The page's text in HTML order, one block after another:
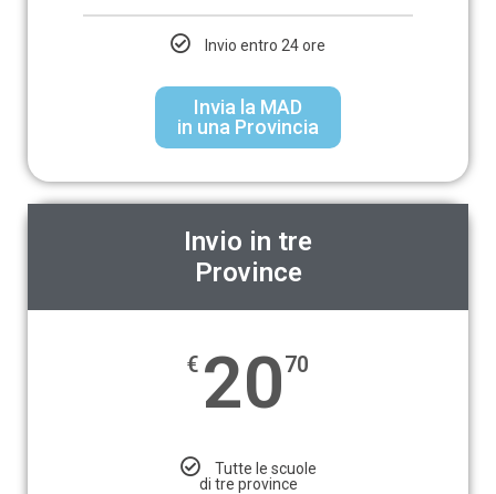
Invio entro 24 ore
Invia la MAD
in una Provincia
Invio in tre
Province
€ 2070
Tutte le scuole
di tre province